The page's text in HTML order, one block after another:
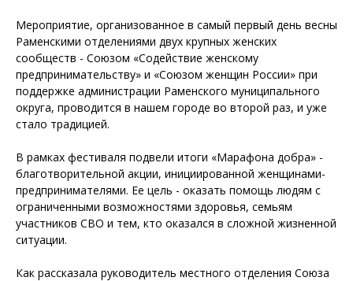
Мероприятие, организованное в самый первый день весны
Раменскими отделениями двух крупных женских
сообществ - Союзом «Содействие женскому
предпринимательству» и «Союзом женщин России» при
поддержке администрации Раменского муниципального
округа, проводится в нашем городе во второй раз, и уже
стало традицией.
В рамках фестиваля подвели итоги «Марафона добра» -
благотворительной акции, инициированной женщинами-
предпринимателями. Ее цель - оказать помощь людям с
ограниченными возможностями здоровья, семьям
участников СВО и тем, кто оказался в сложной жизненной
ситуации.
Как рассказала руководитель местного отделения Союза